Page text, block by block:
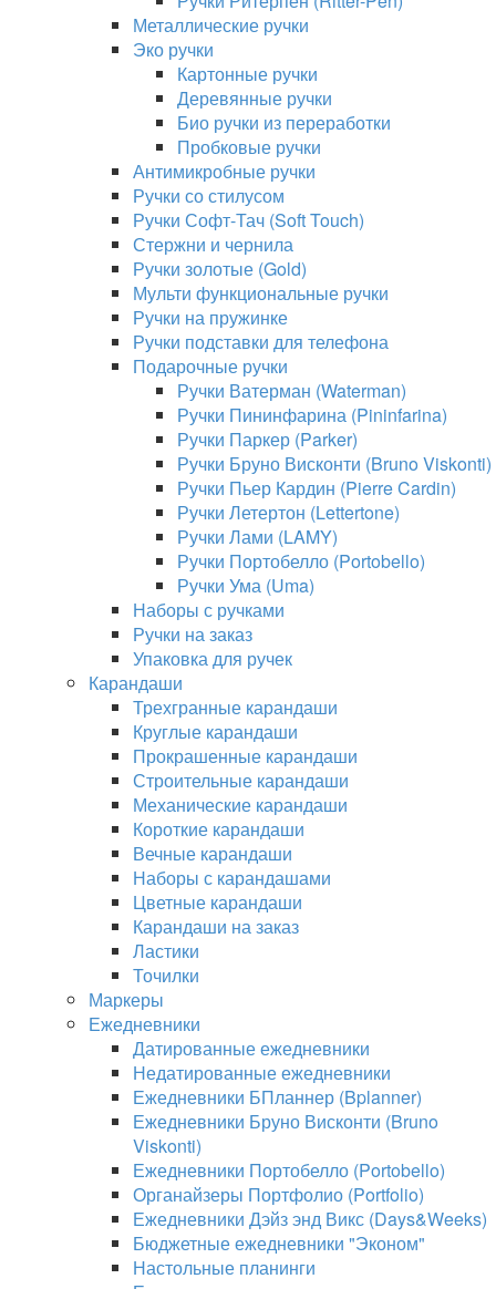
Металлические ручки
Эко ручки
Картонные ручки
Деревянные ручки
Био ручки из переработки
Пробковые ручки
Антимикробные ручки
Ручки со стилусом
Ручки Софт-Тач (Soft Touch)
Стержни и чернила
Ручки золотые (Gold)
Мульти функциональные ручки
Ручки на пружинке
Ручки подставки для телефона
Подарочные ручки
Ручки Ватерман (Waterman)
Ручки Пининфарина (Pininfarina)
Ручки Паркер (Parker)
Ручки Бруно Висконти (Bruno Viskonti)
Ручки Пьер Кардин (Pierre Cardin)
Ручки Летертон (Lettertone)
Ручки Лами (LAMY)
Ручки Портобелло (Portobello)
Ручки Ума (Uma)
Наборы с ручками
Ручки на заказ
Упаковка для ручек
Карандаши
Трехгранные карандаши
Круглые карандаши
Прокрашенные карандаши
Строительные карандаши
Механические карандаши
Короткие карандаши
Вечные карандаши
Наборы с карандашами
Цветные карандаши
Карандаши на заказ
Ластики
Точилки
Маркеры
Ежедневники
Датированные ежедневники
Недатированные ежедневники
Ежедневники БПланнер (Bplanner)
Ежедневники Бруно Висконти (Bruno
Viskonti)
Ежедневники Портобелло (Portobello)
Органайзеры Портфолио (Portfolio)
Ежедневники Дэйз энд Викс (Days&Weeks)
Бюджетные ежедневники "Эконом"
Настольные планинги